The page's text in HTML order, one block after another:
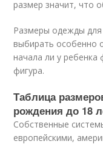
размер значит, что
Размеры одежды
выбирать особенно
начала ли у
фигура.
Таблица
рождения до 18
Собственные
европейскими,